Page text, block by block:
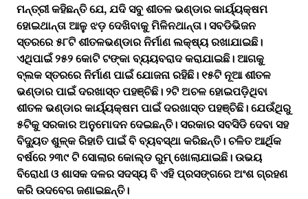
ମନ୍ତ୍ରୀ କହିଛନ୍ତି ଯେ, ଯଦି ସବୁ ଶୀତଳ ଭଣ୍ଡାର କାର୍ୟ୍ୟକ୍ଷମ
ହୋଇଥାନ୍ତା ଆଳୁ ଝଡ଼ ଦେଖିବାକୁ ମିଳିନଥାନ୍ତା। ସବଡିଭିଜନ
ସ୍ତରରେ ୫୮ଟି ଶୀତଳଭଣ୍ଡାର ନିର୍ମାଣ ଲକ୍ଷ୍ୟ ରଖାଯାଇଛି।
ଏଥିପାଇଁ ୨୫୨ କୋଟି ଟଙ୍କା ବ୍ୟୟବରାଦ କରାଯାଇଛି। ଆଗକୁ
ବ୍ଲକ ସ୍ତରରେ ନିର୍ମାଣ ପାଇଁ ଯୋଜନା ରହିଛି। ୧୫ଟି ନୂଆ ଶୀତଳ
ଭଣ୍ଡାର ପାଇଁ ଦରଖାସ୍ତ ପହଞ୍ଚିଛି। ୨ଟି ଅଚଳ ହୋଇପଡ଼ିଥିବା
ଶୀତଳ ଭଣ୍ଡାର କାର୍ୟ୍ୟକ୍ଷମ ପାଇଁ ଦରଖାସ୍ତ ପହଞ୍ଚିଛି। ଯେଉଁଥିରୁ
୫ଟିକୁ ସରକାର ଅନୁମୋଦନ ଦେଇଛନ୍ତି। ସରକାର ସବସିଡି ଦେବା ସହ
ବିଦ୍ୟୁତ ଶୁଳ୍କ ରିହାତି ପାଇଁ ବି ବ୍ୟବସ୍ଥା କରିଛନ୍ତି। ଚଳିତ ଆର୍ଥିକ
ବର୍ଷରେ ୨୩୯ ଟି ସୋଲାର କୋଲ୍ଡ ରୁମ୍ ଖୋଲାଯାଇଛି। ଉଭୟ
ବିରୋଧୀ ଓ ଶାସକ ଦଳର ସଦସ୍ୟ ବି ଏହି ପ୍ରସଙ୍ଗରେ ଅଂଶ ଗ୍ରହଣ
କରି ଉଦବେଗ ଜଣାଇଛନ୍ତି।